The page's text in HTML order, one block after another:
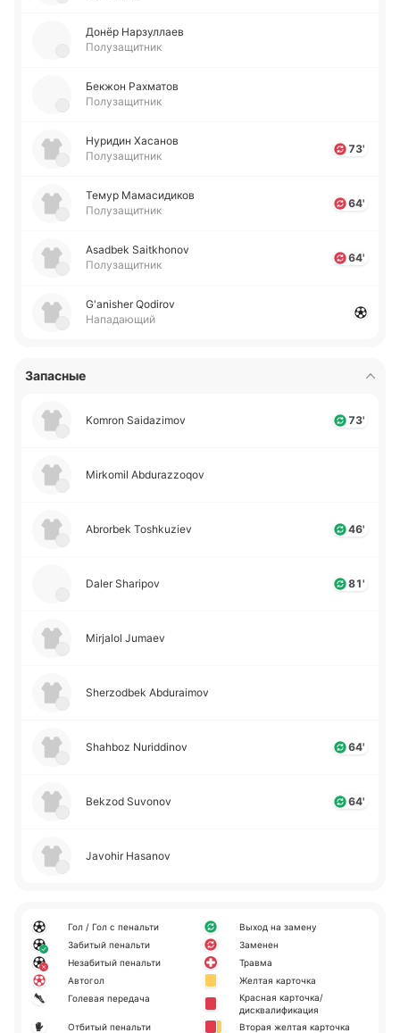
Донёр На­рзу­ллаев
Полузащитник
Бекжон Ра­хма­тов
Полузащитник
Ну­ри­дин Ха­са­нов
Полузащитник
73'
Темур Ма­ма­си­ди­ков
Полузащитник
64'
Asadbek Saitkhonov
Полузащитник
64'
G'anisher Qodirov
Нападающий
Запасные
Komron Saidazimov 73'
Mirkomil Abdurazzoqov
Abrorbek Toshkuziev 46'
Daler Sharipov 81'
Mirjalol Jumaev
Sherzodbek Abduraimov
Shahboz Nuriddinov 64'
Bekzod Suvonov 64'
Javohir Hasanov
Гол / Гол с пенальти
Забитый пенальти
Незабитый пенальти
Автогол
Голевая передача
Отбитый пенальти
Выход на замену
Заменен
Травма
Желтая карточка
Красная карточка/
дисквалификация
Вторая желтая карточка